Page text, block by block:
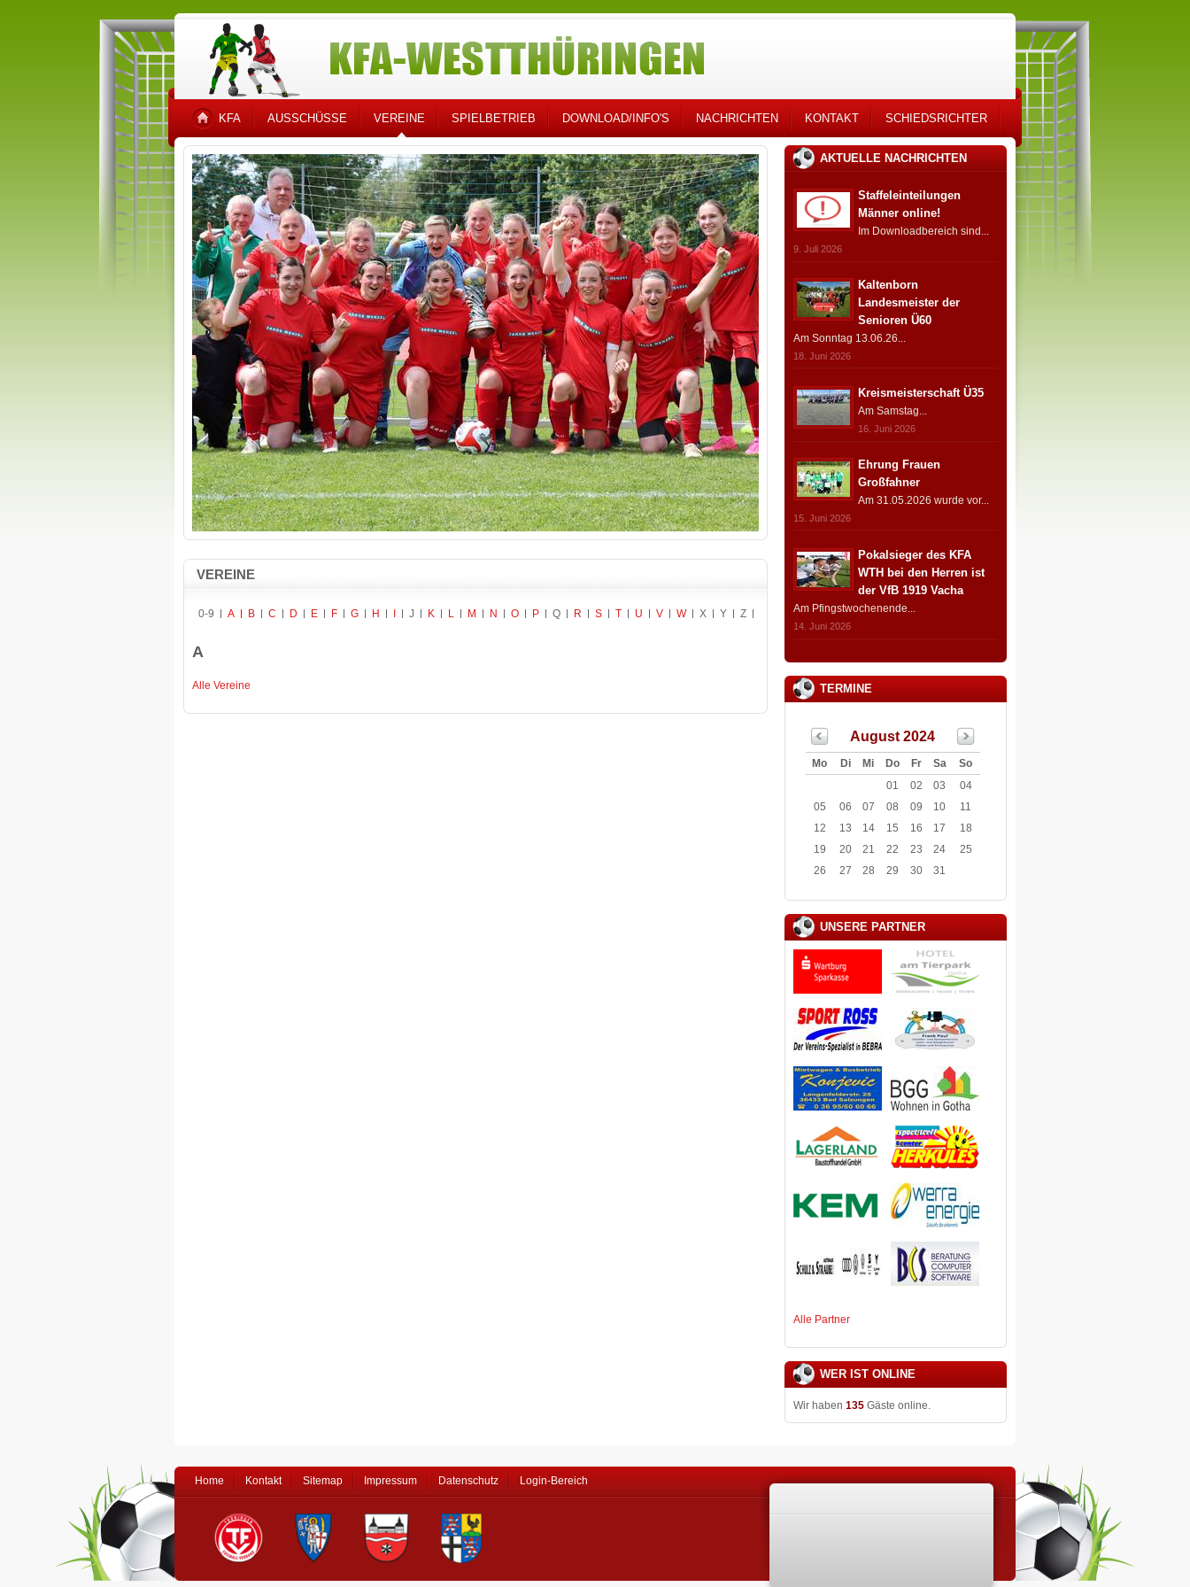
KFA AUSSCHÜSSE VEREINE SPIELBETRIEB DOWNLOAD/INFO'S NACHRICHTEN KONTAKT SCHIEDSRICHTER
VEREINE
0-9 A B C D E F G H J K L M N O P Q R S T U V W X Y Z
A
Alle Vereine
AKTUELLE NACHRICHTEN
Staffeleinteilungen
Männer online!
Im Downloadbereich sind...
9. Juli 2026
Kaltenborn
Landesmeister der
Senioren Ü60
Am Sonntag 13.06.26...
18. Juni 2026
Kreismeisterschaft Ü35
Am Samstag...
16. Juni 2026
Ehrung Frauen
Großfahner
Am 31.05.2026 wurde vor...
15. Juni 2026
Pokalsieger des KFA
WTH bei den Herren ist
der VfB 1919 Vacha
Am Pfingstwochenende...
14. Juni 2026
TERMINE
August 2024
Mo Di Mi Do Fr Sa
So
01
02 03
04
05
06 07 08 09 10
11
12
13 14 15 16 17
18
19
20 21 22 23 24
25
26
27 28 29 30 31
UNSERE PARTNER
Alle Partner
WER IST ONLINE
Wir haben 135Gäste online.
Home Kontakt Sitemap Impressum Datenschutz Login-Bereich